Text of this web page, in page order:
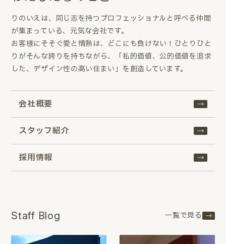
りのいえは、同じ志を持つプロフェッショナルと呼べる仲間
が集まっている、元気な会社です。
お客様にそそぐ愛と情熱は、どこにも負けない！ひとりひと
りがそんな誇りを持ちながら、「私的価値、公的価値を追求
した、デザイン性の高い住まい」を創造しています。
会社概要
スタッフ紹介
採用情報
Staff Blog 一覧で見る